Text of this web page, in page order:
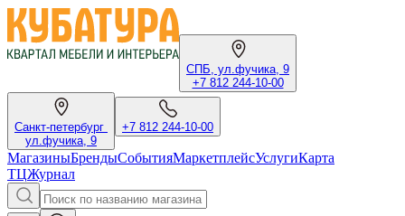
СПБ, ул.фучика, 9
+7 812 244-10-00
Санкт-петербург
ул.фучика, 9
+7 812 244-10-00
МагазиныБрендыСобытияМаркетплейсУслугиКарта
ТЦЖурнал